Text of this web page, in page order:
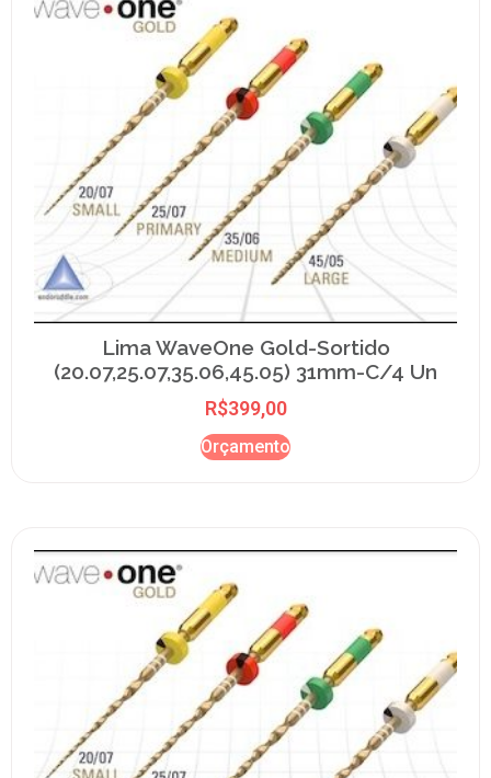
Lima WaveOne Gold-Sortido
(20.07,25.07,35.06,45.05) 31mm-C/4 Un
R$399,00
Orçamento